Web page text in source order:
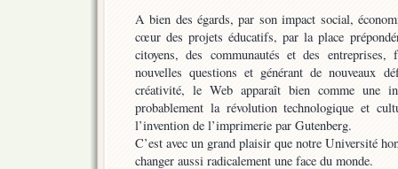
A bien des égards, par son impact social,
cœur des projets éducatifs, par la place
citoyens, des communautés et des entreprises,
nouvelles questions et générant de nouveaux
créativité, le Web apparaît bien comme une
probablement la révolution technologique et
l’invention de l’imprimerie par Gutenberg.
C’est avec un grand plaisir que notre Université
changer aussi radicalement une face du monde.